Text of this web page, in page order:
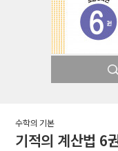
수학의 기본
기적의 계산법 6